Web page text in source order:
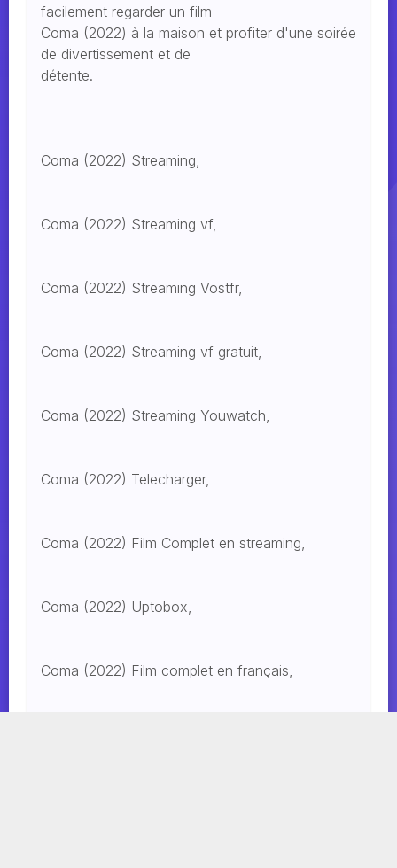
facilement regarder un film
Coma (2022) à la maison et profiter d'une soirée
de divertissement et de
détente.
Coma (2022) Streaming,
Coma (2022) Streaming vf,
Coma (2022) Streaming Vostfr,
Coma (2022) Streaming vf gratuit,
Coma (2022) Streaming Youwatch,
Coma (2022) Telecharger,
Coma (2022) Film Complet en streaming,
Coma (2022) Uptobox,
Coma (2022) Film complet en français,